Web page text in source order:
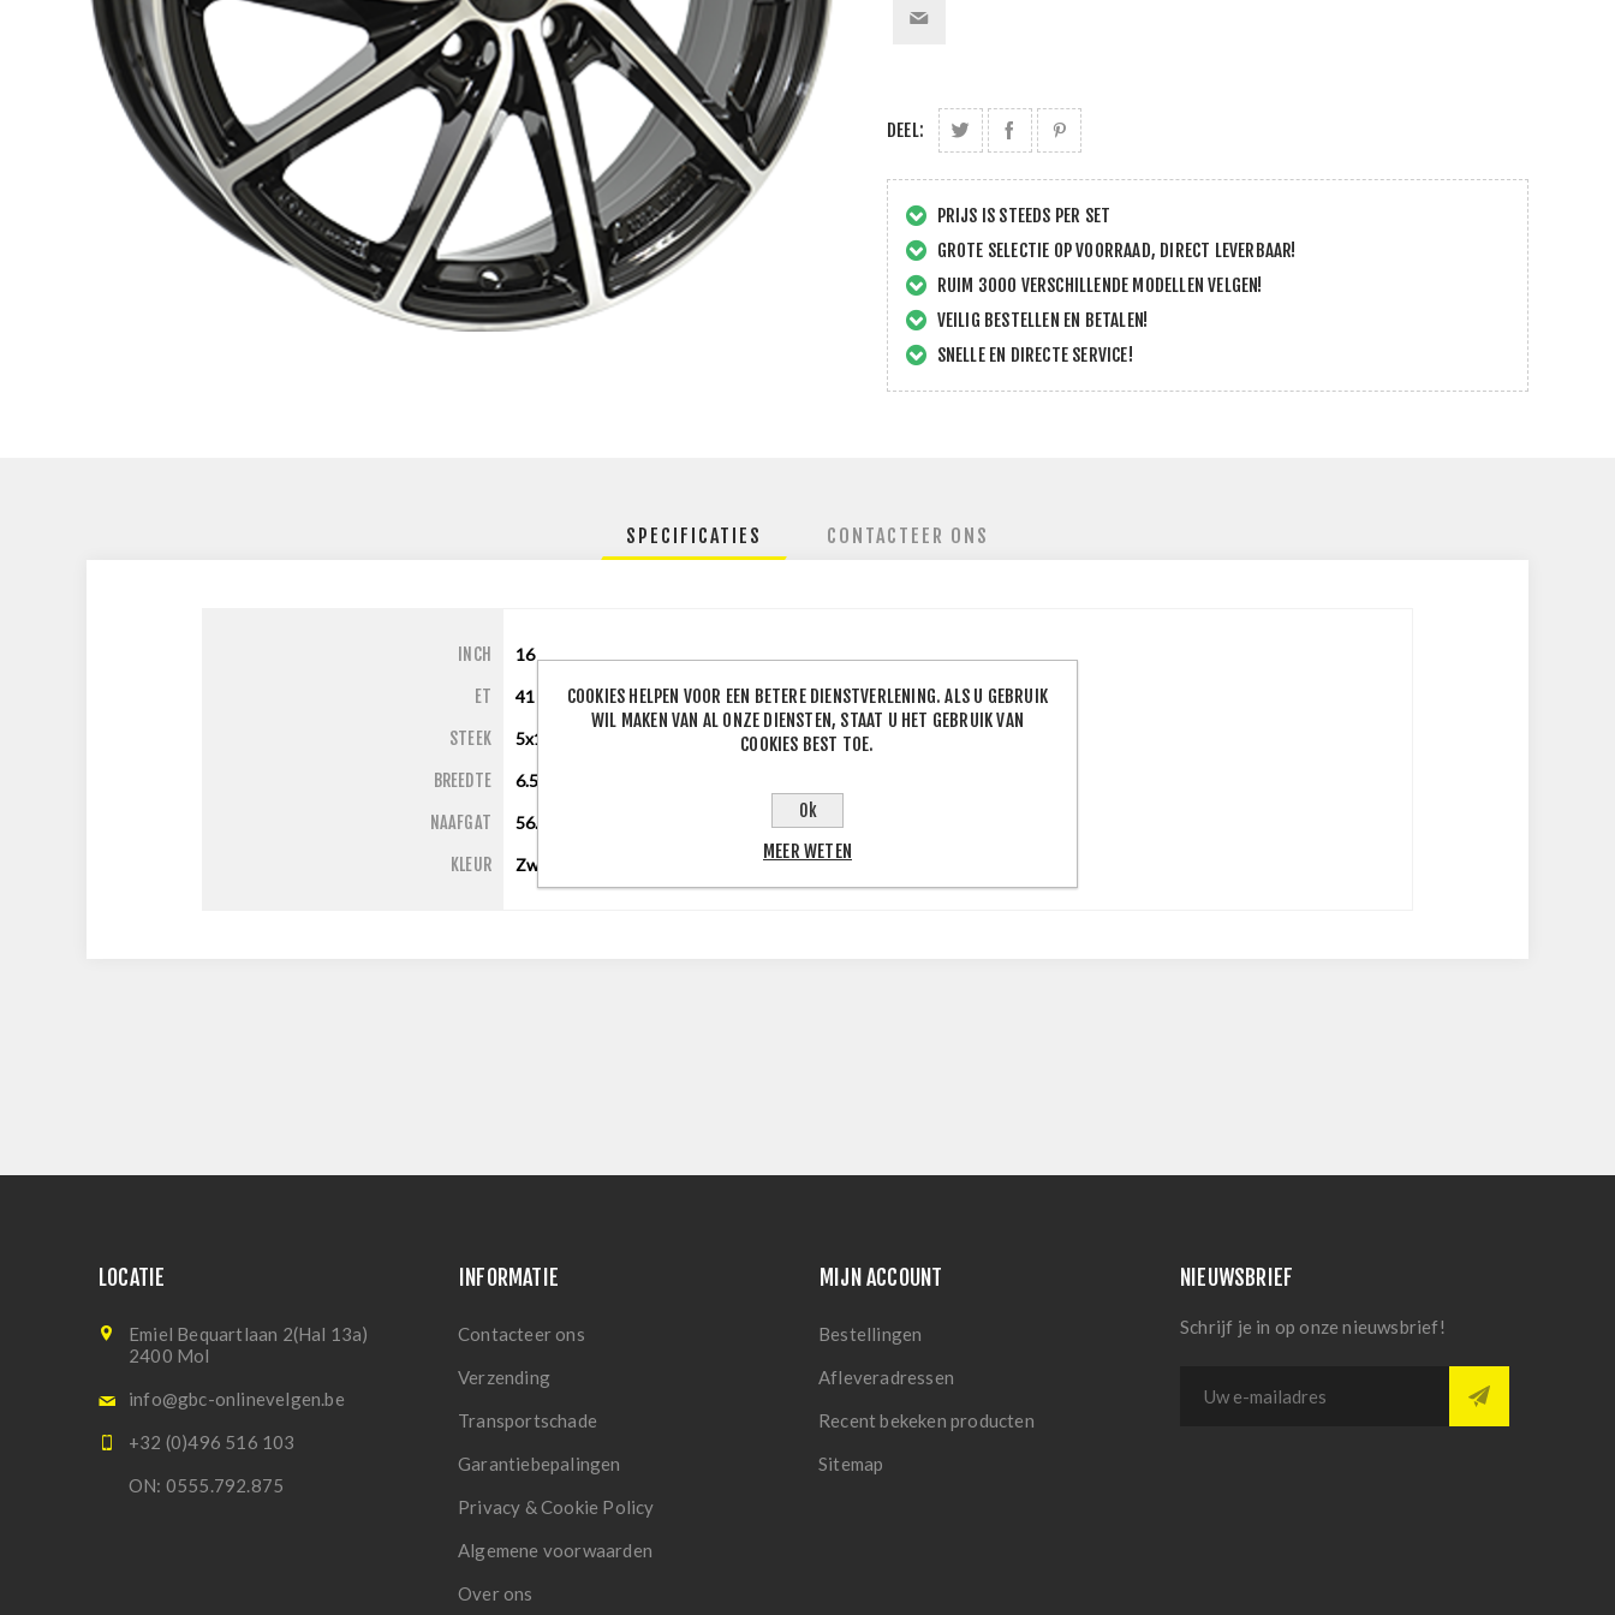
DEEL:
PRIJS IS STEEDS PER SET
GROTE SELECTIE OP VOORRAAD, DIRECT LEVERBAAR!
RUIM 3000 VERSCHILLENDE MODELLEN VELGEN!
VEILIG BESTELLEN EN BETALEN!
SNELLE EN DIRECTE SERVICE!
SPECIFICATIES CONTACTEER ONS
INCH 16
ET 41
STEEK 5x105
BREEDTE 6.5
NAAFGAT 56.6
KLEUR Zwart Glans / Gepolijst
LOCATIE
Emiel Bequartlaan 2(Hal 13a)
2400 Mol
info@gbc-onlinevelgen.be
+32 (0)496 516 103
ON: 0555.792.875
INFORMATIE
Contacteer ons
Verzending
Transportschade
Garantiebepalingen
Privacy & Cookie Policy
Algemene voorwaarden
Over ons
MIJN ACCOUNT
Bestellingen
Afleveradressen
Recent bekeken producten
Sitemap
NIEUWSBRIEF
Schrijf je in op onze nieuwsbrief!
COOKIES HELPEN VOOR EEN BETERE DIENSTVERLENING. ALS U GEBRUIK
WIL MAKEN VAN AL ONZE DIENSTEN, STAAT U HET GEBRUIK VAN
COOKIES BEST TOE.
Ok
MEER WETEN